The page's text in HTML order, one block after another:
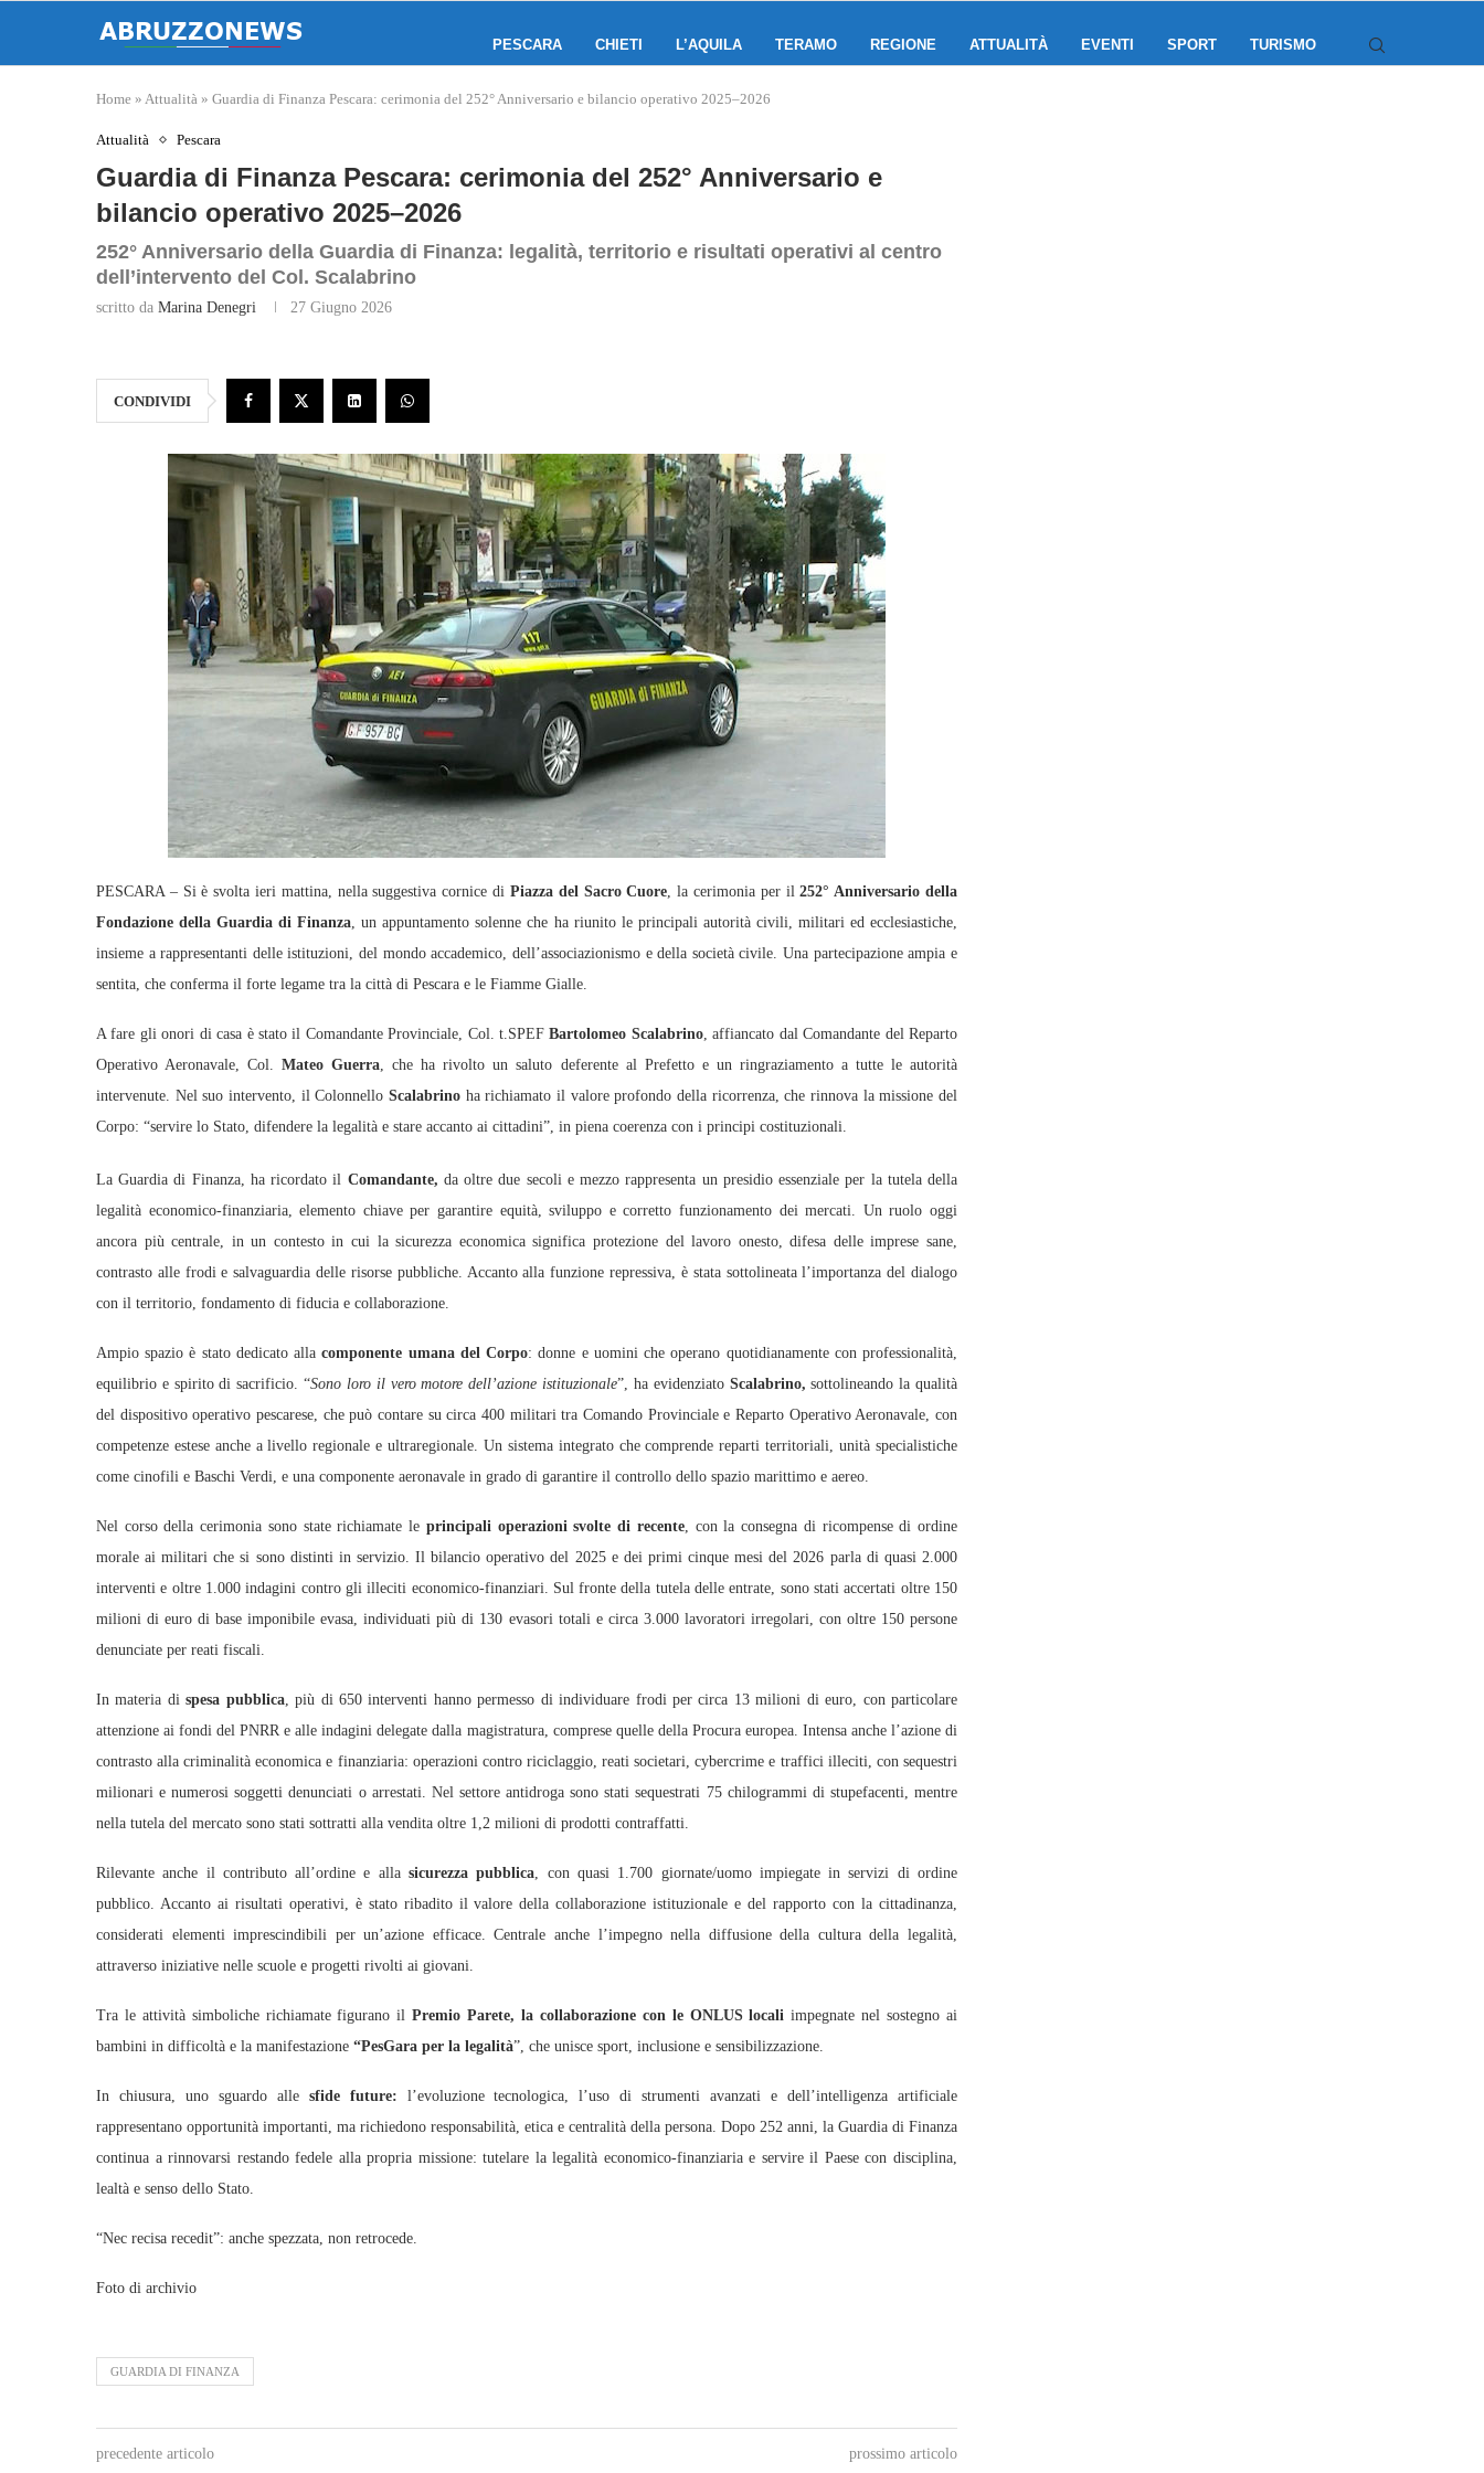
PESCARA CHIETI L’AQUILA TERAMO REGIONE ATTUALITÀ EVENTI SPORT TURISMO
Home » Attualità » Guardia di Finanza Pescara: cerimonia del 252° Anniversario e bilancio operativo 2025–2026
Attualità Pescara
Guardia di Finanza Pescara: cerimonia del 252° Anniversario e
bilancio operativo 2025–2026
252° Anniversario della Guardia di Finanza: legalità, territorio e risultati operativi al centro
dell’intervento del Col. Scalabrino
scritto da Marina Denegri 27 Giugno 2026
CONDIVIDI
PESCARA – Si è svolta ieri mattina, nella suggestiva cornice di Piazza del Sacro Cuore, la cerimonia per il252° Anniversario della
Fondazione della Guardia di Finanza, un appuntamento solenne che ha riunito le principali autorità civili, militari ed ecclesiastiche,
insieme a rappresentanti delle istituzioni, del mondo accademico, dell’associazionismo e della società civile. Una partecipazione ampia e
sentita, che conferma il forte legame tra la città di Pescara e le Fiamme Gialle.
A fare gli onori di casa è stato il Comandante Provinciale, Col. t.SPEFBartolomeo Scalabrino, affiancato dal Comandante del Reparto
Operativo Aeronavale, Col.Mateo Guerra, che ha rivolto un saluto deferente al Prefetto e un ringraziamento a tutte le autorità
intervenute. Nel suo intervento, il Colonnello Scalabrino ha richiamato il valore profondo della ricorrenza, che rinnova la missione del
Corpo: “servire lo Stato, difendere la legalità e stare accanto ai cittadini”, in piena coerenza con i principi costituzionali.
La Guardia di Finanza, ha ricordato il Comandante, da oltre due secoli e mezzo rappresenta un presidio essenziale per la tutela della
legalità economico-finanziaria, elemento chiave per garantire equità, sviluppo e corretto funzionamento dei mercati. Un ruolo oggi
ancora più centrale, in un contesto in cui la sicurezza economica significa protezione del lavoro onesto, difesa delle imprese sane,
contrasto alle frodi e salvaguardia delle risorse pubbliche. Accanto alla funzione repressiva, è stata sottolineata l’importanza del dialogo
con il territorio, fondamento di fiducia e collaborazione.
Ampio spazio è stato dedicato alla componente umana del Corpo: donne e uomini che operano quotidianamente con professionalità,
equilibrio e spirito di sacrificio. “Sono loro il vero motore dell’azione istituzionale”, ha evidenziato Scalabrino, sottolineando la qualità
del dispositivo operativo pescarese, che può contare su circa 400 militari tra Comando Provinciale e Reparto Operativo Aeronavale, con
competenze estese anche a livello regionale e ultraregionale. Un sistema integrato che comprende reparti territoriali, unità specialistiche
come cinofili e Baschi Verdi, e una componente aeronavale in grado di garantire il controllo dello spazio marittimo e aereo.
Nel corso della cerimonia sono state richiamate le principali operazioni svolte di recente, con la consegna di ricompense di ordine
morale ai militari che si sono distinti in servizio. Il bilancio operativo del 2025 e dei primi cinque mesi del 2026 parla di quasi 2.000
interventi e oltre 1.000 indagini contro gli illeciti economico-finanziari. Sul fronte della tutela delle entrate, sono stati accertati oltre 150
milioni di euro di base imponibile evasa, individuati più di 130 evasori totali e circa 3.000 lavoratori irregolari, con oltre 150 persone
denunciate per reati fiscali.
In materia dispesa pubblica, più di 650 interventi hanno permesso di individuare frodi per circa 13 milioni di euro, con particolare
attenzione ai fondi del PNRR e alle indagini delegate dalla magistratura, comprese quelle della Procura europea. Intensa anche l’azione di
contrasto alla criminalità economica e finanziaria: operazioni contro riciclaggio, reati societari, cybercrime e traffici illeciti, con sequestri
milionari e numerosi soggetti denunciati o arrestati. Nel settore antidroga sono stati sequestrati 75 chilogrammi di stupefacenti, mentre
nella tutela del mercato sono stati sottratti alla vendita oltre 1,2 milioni di prodotti contraffatti.
Rilevante anche il contributo all’ordine e allasicurezza pubblica, con quasi 1.700 giornate/uomo impiegate in servizi di ordine
pubblico. Accanto ai risultati operativi, è stato ribadito il valore della collaborazione istituzionale e del rapporto con la cittadinanza,
considerati elementi imprescindibili per un’azione efficace. Centrale anche l’impegno nella diffusione della cultura della legalità,
attraverso iniziative nelle scuole e progetti rivolti ai giovani.
Tra le attività simboliche richiamate figurano il Premio Parete, la collaborazione con le ONLUS locali impegnate nel sostegno ai
bambini in difficoltà e la manifestazione “PesGara per la legalità”, che unisce sport, inclusione e sensibilizzazione.
In chiusura, uno sguardo allesfide future: l’evoluzione tecnologica, l’uso di strumenti avanzati e dell’intelligenza artificiale
rappresentano opportunità importanti, ma richiedono responsabilità, etica e centralità della persona. Dopo 252 anni, la Guardia di Finanza
continua a rinnovarsi restando fedele alla propria missione: tutelare la legalità economico-finanziaria e servire il Paese con disciplina,
lealtà e senso dello Stato.
“Nec recisa recedit”: anche spezzata, non retrocede.
Foto di archivio
GUARDIA DI FINANZA
precedente articolo prossimo articolo